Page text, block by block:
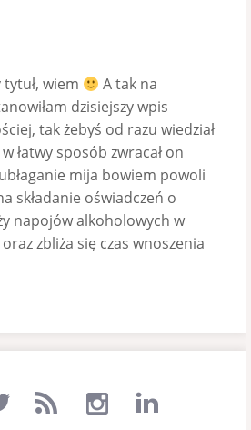
wiem
A tak na
dzisiejszy wpis
tak żebyś od razu wiedział
łatwy sposób zwracał on
mija bowiem powoli
składanie oświadczeń o
napojów alkoholowych w
zbliża się czas wnoszenia